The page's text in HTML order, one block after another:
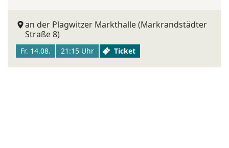
an der Plagwitzer Markthalle (Markrandstädter
Straße 8)
Fr. 14.08. 21:15 Uhr Ticket